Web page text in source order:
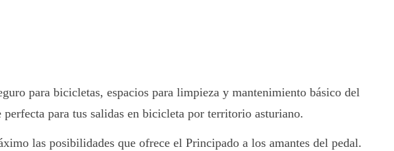
para bicicletas, espacios para limpieza y mantenimiento básico del
para tus salidas en bicicleta por territorio asturiano.
las posibilidades que ofrece el Principado a los amantes del pedal.